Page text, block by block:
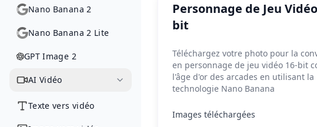
Nano Banana 2
Nano Banana 2 Lite
GPT Image 2
AI Vidéo
Texte vers vidéo
Personnage de Jeu
bit
Téléchargez votre photo pour la
en personnage de jeu vidéo 16-bit
l'âge d'or des arcades en utilisant la
technologie Nano Banana
Images téléchargées